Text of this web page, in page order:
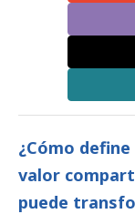
¿Cómo
valor
puede